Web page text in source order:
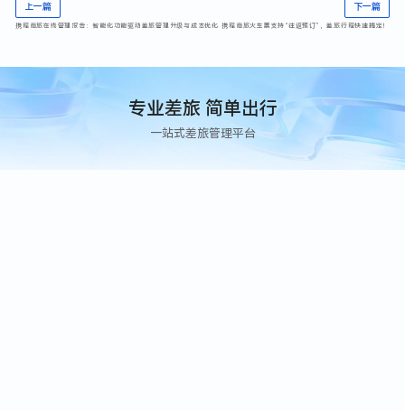
上一篇
携程商旅在线管理报告：智能化功能驱动差旅管理升级与成本优化
下一篇
携程商旅火车票支持“往返预订”，差旅行程快速搞定！
专业差旅 简单出行
一站式差旅管理平台